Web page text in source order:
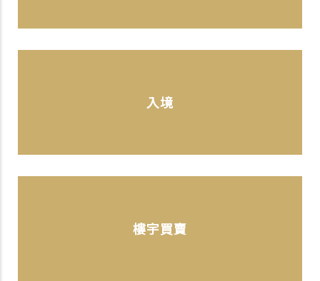
入境
樓宇買賣